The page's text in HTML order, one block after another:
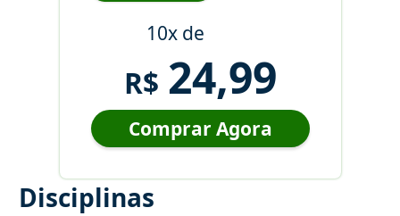
10x de
R$ 24,99
Comprar Agora
Disciplinas